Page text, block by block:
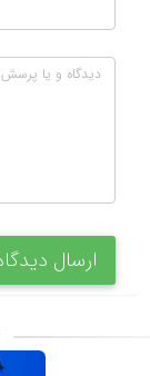
ارسال